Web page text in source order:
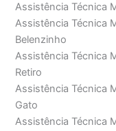
Assistência Técnica
Assistência Técnica
Belenzinho
Assistência Técnica
Retiro
Assistência Técnica
Gato
Assistência Técnica